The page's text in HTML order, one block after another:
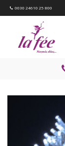
0030 24610 25 800